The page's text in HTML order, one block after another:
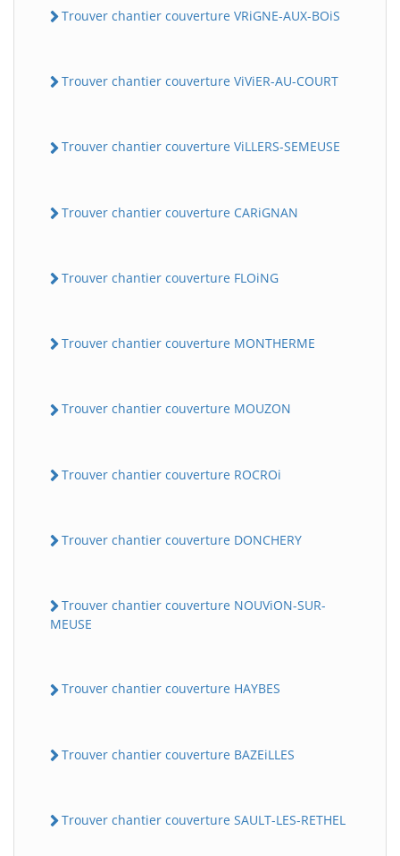
Trouver chantier couverture VRiGNE-AUX-BOiS
Trouver chantier couverture ViViER-AU-COURT
Trouver chantier couverture ViLLERS-SEMEUSE
Trouver chantier couverture CARiGNAN
Trouver chantier couverture FLOiNG
Trouver chantier couverture MONTHERME
Trouver chantier couverture MOUZON
Trouver chantier couverture ROCROi
Trouver chantier couverture DONCHERY
Trouver chantier couverture NOUViON-SUR-
MEUSE
Trouver chantier couverture HAYBES
Trouver chantier couverture BAZEiLLES
Trouver chantier couverture SAULT-LES-RETHEL